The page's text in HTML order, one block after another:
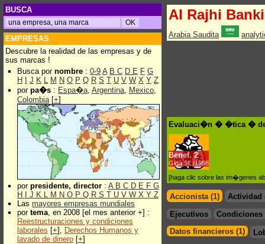
BUSCA
EMPRESAS
Descubre la realidad de las empresas y de
sus marcas !
Busca por nombre : 0-9 A B C D E F G
H
J K L M N O P Q R S T U V W X Y Z
por pa�s : Espa�a, Argentina, Mexico,
Colombia[+]
por presidente, director : A B C D E F G
H
J K L M N O P Q R S T U V W X Y Z
Las mayores empresas mundiales
por tema, en 2008 [el mes anterior +] :
Reestructuraciones y condiciones
laborales [+], Derechos Humanos y
lavado de dinero [+]
Al Rajhi
Arabia Saudita
Evaluaci�n � �tica � de
Benef. 2
Giga $€ /1998
[haga clic sobre las im�genes
Accionista (1)
Actividad
Ejecutivos
Condiciones
Datos financieros (1)